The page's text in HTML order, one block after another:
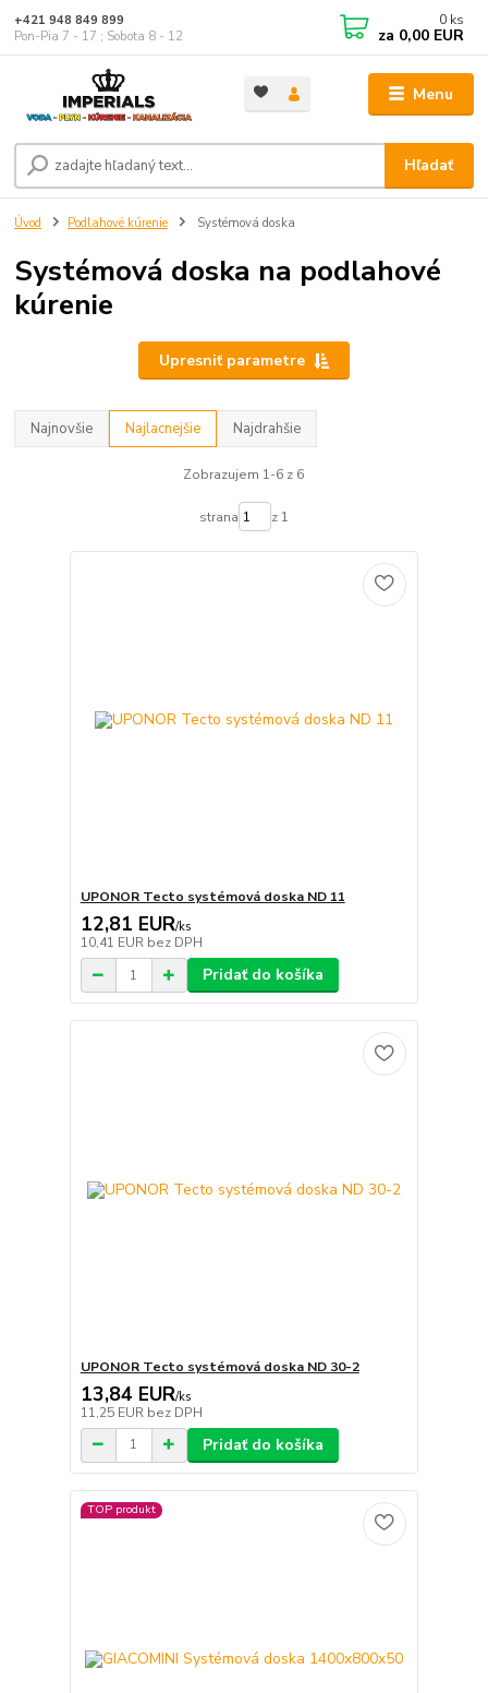
Menu
Hľadať
+421 948 849 899
Pon-Pia 7 - 17 ; Sobota 8 - 12
0 ks
za 0,00 EUR
Úvod Podlahové kúrenie Systémová doska
Systémová doska na podlahové
kúrenie
Upresniť parametre
Najnovšie Najlacnejšie Najdrahšie
Zobrazujem 1-6 z 6
strana z 1
UPONOR Tecto systémová doska ND 11
12,81 EUR/ks
10,41 EUR bez DPH
Pridať do košíka
UPONOR Tecto systémová doska ND 30-2
13,84 EUR/ks
11,25 EUR bez DPH
Pridať do košíka
TOP produkt